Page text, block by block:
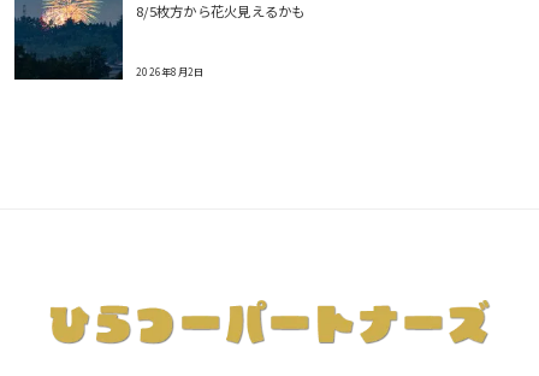
8/5枚方から花火見えるかも
2026年8月2日